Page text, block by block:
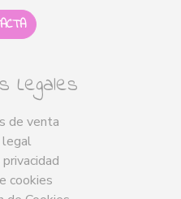
Legales
de venta
cookies